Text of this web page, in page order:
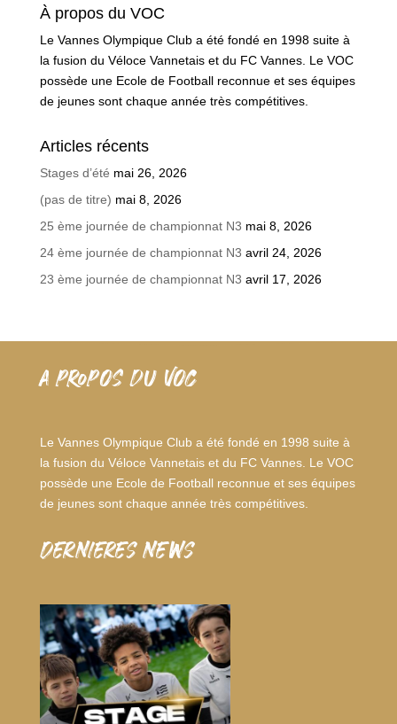
À propos du VOC
Le Vannes Olympique Club a été fondé en 1998 suite à
la fusion du Véloce Vannetais et du FC Vannes. Le VOC
possède une Ecole de Football reconnue et ses équipes
de jeunes sont chaque année très compétitives.
Articles récents
Stages d’été mai 26, 2026
(pas de titre) mai 8, 2026
25 ème journée de championnat N3 mai 8, 2026
24 ème journée de championnat N3 avril 24, 2026
23 ème journée de championnat N3 avril 17, 2026
A PROPOS DU VOC
Le Vannes Olympique Club a été fondé en 1998 suite à
la fusion du Véloce Vannetais et du FC Vannes. Le VOC
possède une Ecole de Football reconnue et ses équipes
de jeunes sont chaque année très compétitives.
dernieres news